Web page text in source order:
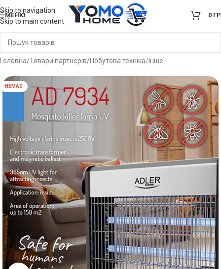
Skip to navigation
Skip to main content
МЕНЮ 0
Головна/Товари партнерів/Побутова техніка/Інше
НЕМАЄ